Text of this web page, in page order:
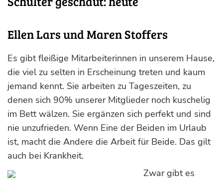
Ellen Lars und Maren Stoffers
Es gibt fleißige Mitarbeiterinnen in unserem Hause,
die viel zu selten in Erscheinung treten und kaum
jemand kennt. Sie arbeiten zu Tageszeiten, zu
denen sich 90% unserer Mitglieder noch kuschelig
im Bett wälzen. Sie ergänzen sich perfekt und sind
nie unzufrieden. Wenn Eine der Beiden im Urlaub
ist, macht die Andere die Arbeit für Beide. Das gilt
auch bei Krankheit.
Zwar gibt es